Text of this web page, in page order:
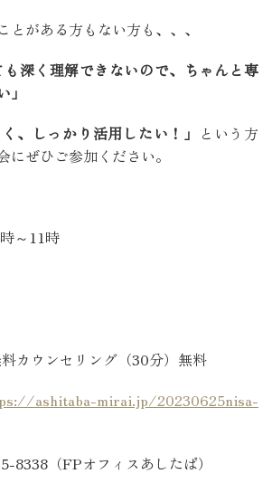
とがある方もない方も、、、
も深く理解できないので、ちゃんと専
、しっかり活用したい！」 という方
にぜひご参加ください。
～11時
カウンセリング（30分）無料
ashitaba-mirai.jp/20230625nisa-
8338（FPオフィスあしたば）